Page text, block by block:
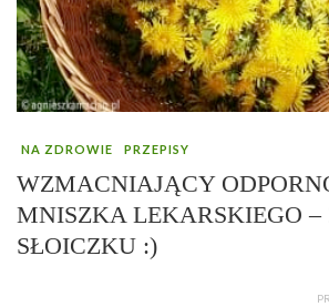
NA ZDROWIE PRZEPISY
WZMACNIAJĄCY
MNISZKA LEKARSKIEGO –
SŁOICZKU :)